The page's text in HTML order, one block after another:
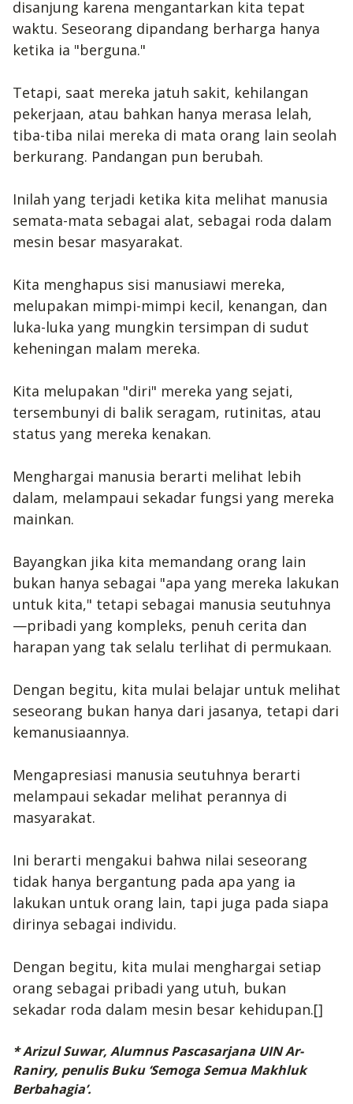
disanjung karena mengantarkan kita tepat
waktu. Seseorang dipandang berharga hanya
ketika ia "berguna."
Tetapi, saat mereka jatuh sakit, kehilangan
pekerjaan, atau bahkan hanya merasa lelah,
tiba-tiba nilai mereka di mata orang lain seolah
berkurang. Pandangan pun berubah.
Inilah yang terjadi ketika kita melihat manusia
semata-mata sebagai alat, sebagai roda dalam
mesin besar masyarakat.
Kita menghapus sisi manusiawi mereka,
melupakan mimpi-mimpi kecil, kenangan, dan
luka-luka yang mungkin tersimpan di sudut
keheningan malam mereka.
Kita melupakan "diri" mereka yang sejati,
tersembunyi di balik seragam, rutinitas, atau
status yang mereka kenakan.
Menghargai manusia berarti melihat lebih
dalam, melampaui sekadar fungsi yang mereka
mainkan.
Bayangkan jika kita memandang orang lain
bukan hanya sebagai "apa yang mereka lakukan
untuk kita," tetapi sebagai manusia seutuhnya
—pribadi yang kompleks, penuh cerita dan
harapan yang tak selalu terlihat di permukaan.
Dengan begitu, kita mulai belajar untuk melihat
seseorang bukan hanya dari jasanya, tetapi dari
kemanusiaannya.
Mengapresiasi manusia seutuhnya berarti
melampaui sekadar melihat perannya di
masyarakat.
Ini berarti mengakui bahwa nilai seseorang
tidak hanya bergantung pada apa yang ia
lakukan untuk orang lain, tapi juga pada siapa
dirinya sebagai individu.
Dengan begitu, kita mulai menghargai setiap
orang sebagai pribadi yang utuh, bukan
sekadar roda dalam mesin besar kehidupan.[]
* Arizul Suwar, Alumnus Pascasarjana UIN Ar-
Raniry, penulis Buku ‘Semoga Semua Makhluk
Berbahagia’.